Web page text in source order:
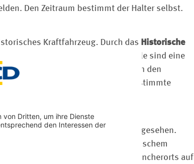
Den Zeitraum bestimmt der Halter selbst.
Kraftfahrzeug. Durch das Historische
Kulturgut ausgewiesen. Vorteile sind eine
und dass die Oldtimer von den
Allerdings muss das Fahrzeug bestimmte
30 Jahre zurückliegen.
mit einem E am Ende gesehen.
Es weist ein Fahrzeug mit elektrischem
(5) mancherorts auf